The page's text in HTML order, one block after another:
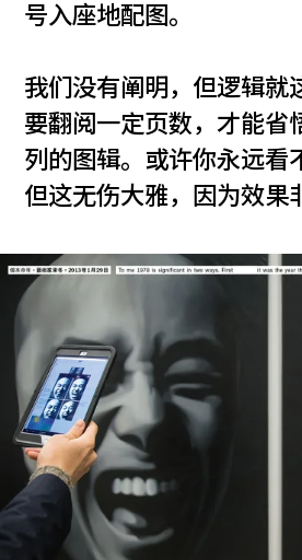
号入座地配图。
我们没有阐明，但逻辑就
要翻阅一定页数，才能省
列的图辑。或许你永远看
但这无伤大雅，因为效果